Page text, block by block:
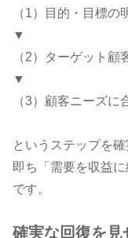
（1）目的・目標の
▼
（2）ターゲット顧
▼
（3）顧客ニーズ
というステップを
即ち「需要を収益
です。
確実な回復を見